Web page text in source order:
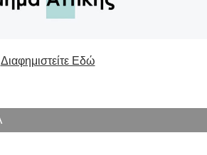
Διαφημιστείτε Εδώ